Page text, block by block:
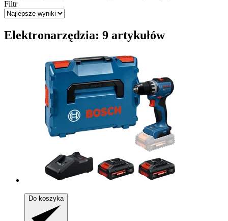
Filtr
Elektronarzędzia: 9 artykułów
Do koszyka